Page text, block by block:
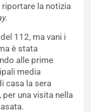
la notizia
112, ma vani i
è stata
alle prime
media
casa la sera
una visita nella